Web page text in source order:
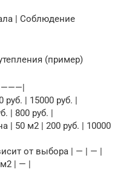
| Соблюдение
(пример)
руб. | 15000 руб. |
| 800 руб. |
| 50 м2 | 200 руб. | 10000
от выбора | — | — |
м2 | — |